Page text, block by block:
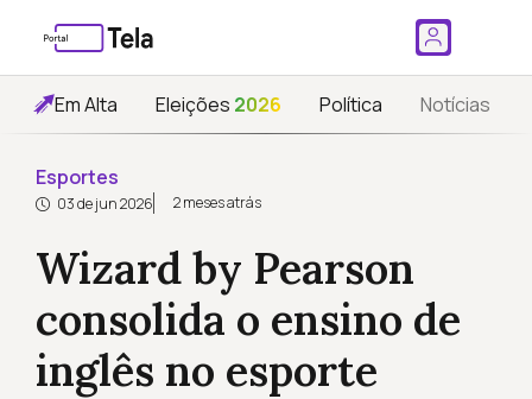
Em Alta Eleições 2026 Política Notícias
Esportes
03 de jun 2026 2 meses atrás
Wizard by Pearson
consolida o ensino de
inglês no esporte